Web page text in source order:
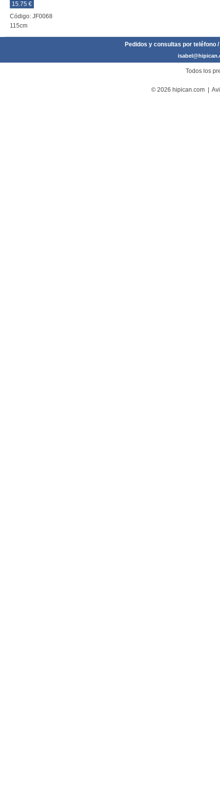
15.75 €
Código: JF0068
115cm
Pedidos y consultas por teléfono
Todos los
© 2026 hipican.com |